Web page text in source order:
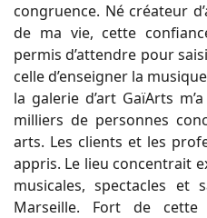
congruence. Né créateur
de ma vie, cette
permis d’attendre pour
celle d’enseigner la
la galerie d’art GaïArts
milliers de personnes
arts. Les clients et les
appris. Le lieu concentrait
musicales, spectacles
Marseille. Fort de cette